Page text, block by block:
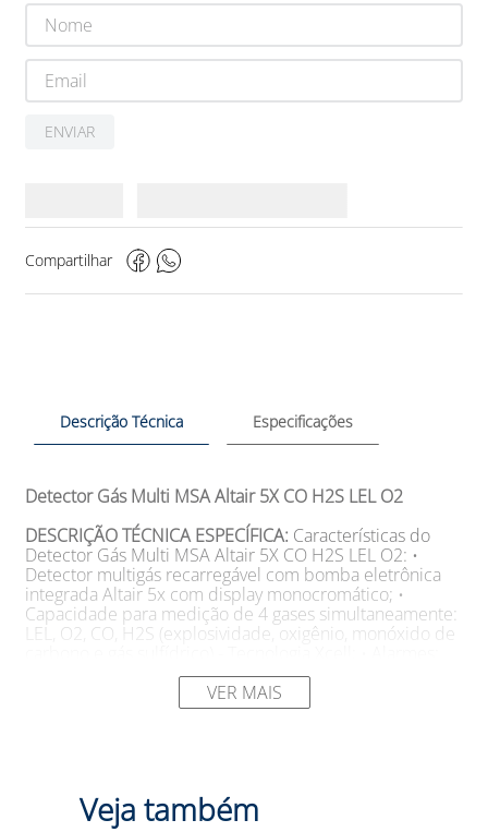
ENVIAR
Compartilhar
Descrição Técnica Especificações
Detector Gás Multi MSA Altair 5X CO H2S LEL O2
DESCRIÇÃO TÉCNICA ESPECÍFICA: Características do
Detector Gás Multi MSA Altair 5X CO H2S LEL O2: •
Detector multigás recarregável com bomba eletrônica
integrada Altair 5x com display monocromático; •
Capacidade para medição de 4 gases simultaneamente:
LEL, O2, CO, H2S (explosividade, oxigênio, monóxido de
Dois alarmes de pico, TWA e STEL para canais tóxicos,
alarme sonoro, alarme vibratório, alarmes visual tipo LED
e MotionAlert (Sensor de Movimento); • Display
acondicionado em embalagem de papelão com
divisórias para os componentes; • Proteção IP65 contra a
VER MAIS
Veja também